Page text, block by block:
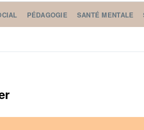
PÉDAGOGIE SANTÉ MENTALE